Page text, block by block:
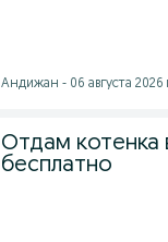
Андижан - 06 августа 2026
Отдам котенка
бесплатно